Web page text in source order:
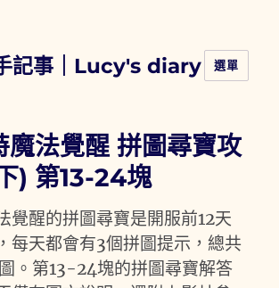
記事｜Lucy's diary 選單
魔法覺醒 拼圖尋寶攻
) 第13-24塊
覺醒的拼圖尋寶是開服前12天
每天都會有3個拼圖提示，總共
。第13-24塊的拼圖尋寶解答